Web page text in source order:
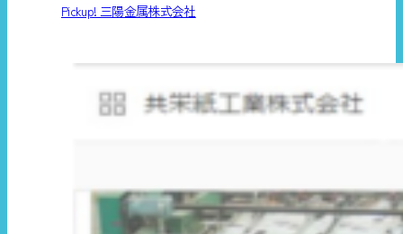
Pickup! 三陽金属株式会社